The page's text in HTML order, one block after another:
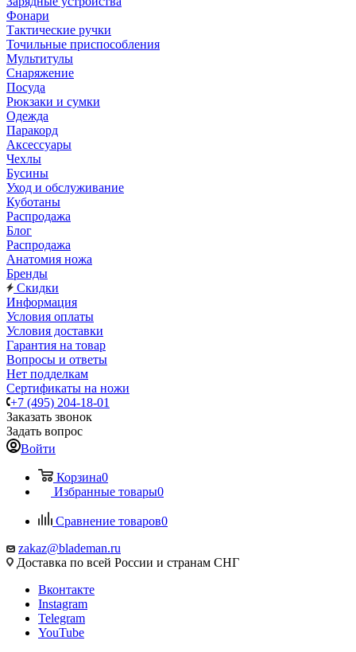
Фонари
Тактические ручки
Точильные приспособления
Мультитулы
Снаряжение
Посуда
Рюкзаки и сумки
Одежда
Паракорд
Аксессуары
Чехлы
Бусины
Уход и обслуживание
Куботаны
Распродажа
Блог
Распродажа
Анатомия ножа
Бренды
Скидки
Информация
Условия оплаты
Условия доставки
Гарантия на товар
Вопросы и ответы
Нет подделкам
Сертификаты на ножи
+7 (495) 204-18-01
Заказать звонок
Задать вопрос
Войти
Корзина0
Избранные товары0
Сравнение товаров0
zakaz@blademan.ru
Доставка по всей России и странам СНГ
Вконтакте
Instagram
Telegram
YouTube